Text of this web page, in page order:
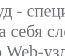
-
себя